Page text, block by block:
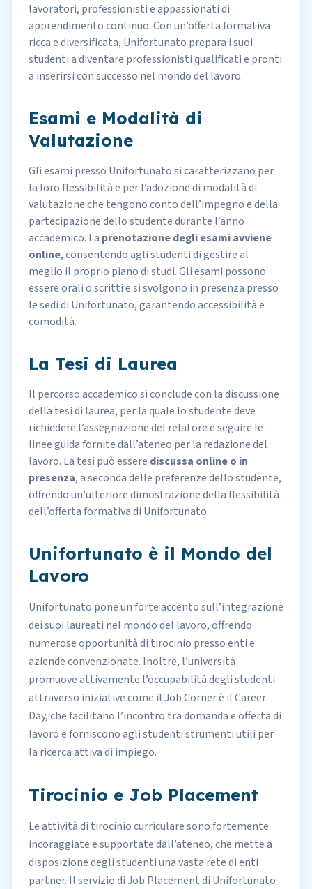
lavoratori, professionisti e appassionati di
apprendimento continuo. Con un’offerta formativa
ricca e diversificata, Unifortunato prepara i suoi
studenti a diventare professionisti qualificati e pronti
a inserirsi con successo nel mondo del lavoro.
Esami e Modalità di
Valutazione
Gli esami presso Unifortunato si caratterizzano per
la loro flessibilità e per l’adozione di modalità di
valutazione che tengono conto dell’impegno e della
partecipazione dello studente durante l’anno
accademico. La prenotazione degli esami avviene
online, consentendo agli studenti di gestire al
meglio il proprio piano di studi. Gliesami possono
essere orali o scrittie si svolgono in presenza presso
le sedi di Unifortunato, garantendo accessibilità e
comodità.
La Tesi di Laurea
Il percorso accademico si conclude con la discussione
della tesi di laurea, per la quale lo studente deve
richiedere l’assegnazione del relatore e seguire le
linee guida fornite dall’ateneo per la redazione del
lavoro. La tesi può essere discussa online o in
presenza, a seconda delle preferenze dello studente,
offrendo un’ulteriore dimostrazione della flessibilità
dell’offerta formativa di Unifortunato.
Unifortunato è il Mondo del
Lavoro
Unifortunato pone un forte accento sull’integrazione
dei suoi laureati nel mondo del lavoro, offrendo
numerose opportunità di tirocinio presso enti e
aziende convenzionate. Inoltre, l’università
promuove attivamente l’occupabilità degli studenti
attraverso iniziative come il Job Corner è il Career
Day, che facilitano l’incontro tra domanda e offerta di
lavoro e forniscono agli studenti strumenti utili per
la ricerca attiva di impiego.
Tirocinio e Job Placement
Le attività di tirocinio curriculare sono fortemente
incoraggiate e supportate dall’ateneo, che mette a
disposizione degli studenti una vasta rete di enti
partner. Il servizio di Job Placement di Unifortunato